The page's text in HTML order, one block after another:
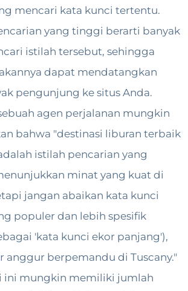
mencari kata kunci tertentu.
yang tinggi berarti banyak
istilah tersebut, sehingga
dapat mendatangkan
pengunjung ke situs Anda.
agen perjalanan mungkin
bahwa "destinasi liburan terbaik
istilah pencarian yang
minat yang kuat di
jangan abaikan kata kunci
populer dan lebih spesifik
'kata kunci ekor panjang'),
anggur berpemandu di Tuscany."
ini mungkin memiliki jumlah